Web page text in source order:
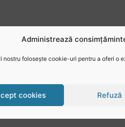
Administrează
nostru folosește cookie-uri pentru a oferi o
cookies Refuză